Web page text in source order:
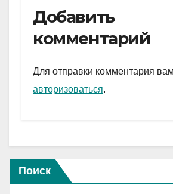
e
gr
a
m
er
s
A
p
и
Добавить
комментарий
Для отправки комментария
авторизоваться.
Поиск